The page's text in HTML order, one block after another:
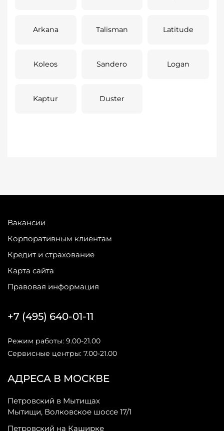
Arkana Talisman Latitude
Koleos Sandero Logan
Kaptur Duster
Вакансии
Корпоративным клиентам
Кредит и страхование
Карта сайта
Правовая информация
АДРЕСА В МОСКВЕ
Петровский в Мытищах
Мытищи, Волковское шоссе 17/1
Петровский на Каширке
+7 (495) 640-01-11
Режим работы: 9.00-21.00
Сервисные центры: 7.00-21.00